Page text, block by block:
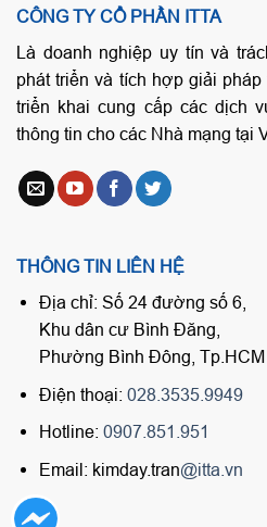
CÔNG TY CỔ PHẦN ITTA
Là doanh nghiệp uy tín và
phát triển và tích hợp giải pháp
triển khai cung cấp các dịch
thông tin cho các Nhà mạng tại
THÔNG TIN LIÊN HỆ
Địa chỉ: Số 24 đường số 6,
Khu dân cư Bình Đăng,
Phường Bình Đông, Tp.HCM
Điện thoại: 028.3535.9949
Hotline: 0907.851.951
Email: kimday.tran@itta.vn